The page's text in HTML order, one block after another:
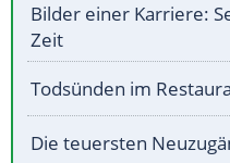
Bilder einer Karriere:
Zeit
Todsünden im
Die teuersten